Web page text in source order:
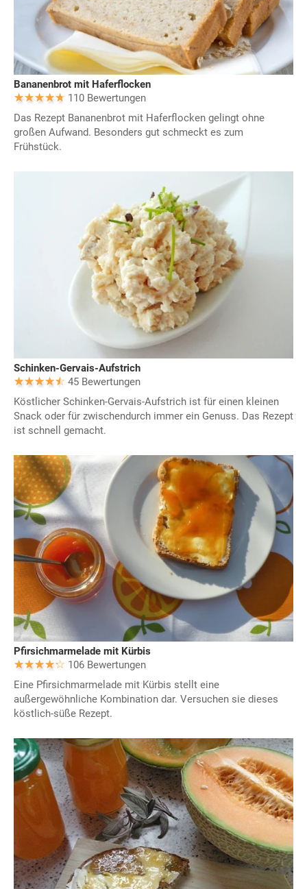
Bananenbrot mit Haferflocken
110 Bewertungen
Das Rezept Bananenbrot mit Haferflocken gelingt ohne
großen Aufwand. Besonders gut schmeckt es zum
Frühstück.
Schinken-Gervais-Aufstrich
45 Bewertungen
Köstlicher Schinken-Gervais-Aufstrich ist für einen kleinen
Snack oder für zwischendurch immer ein Genuss. Das Rezept
ist schnell gemacht.
Pfirsichmarmelade mit Kürbis
106 Bewertungen
Eine Pfirsichmarmelade mit Kürbis stellt eine
außergewöhnliche Kombination dar. Versuchen sie dieses
köstlich-süße Rezept.